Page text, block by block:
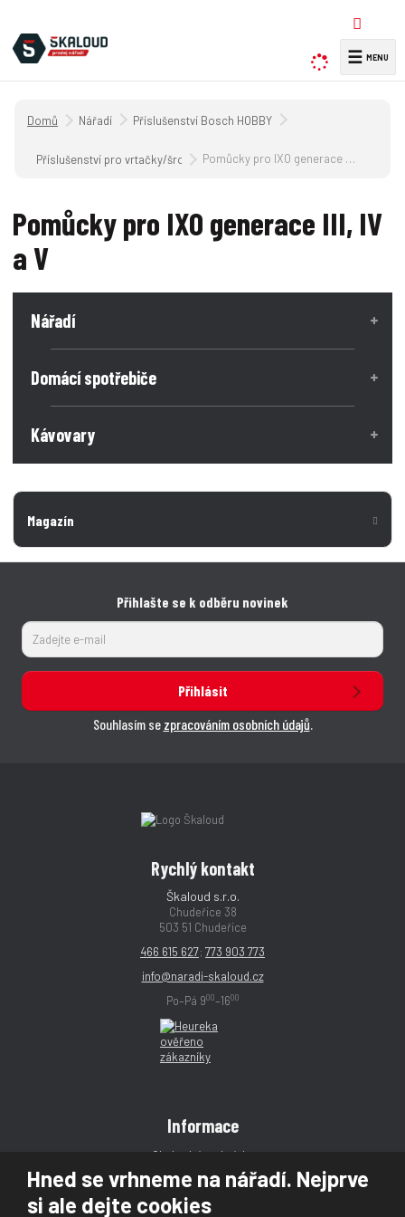
Hned se vrhneme na nářadí. Nejprve
si ale dejte cookies
y
☰
Úvodní strana
Nářadí Příslušenství Bosch HOBBY
Příslušenství pro vrtačky/šroubovákyPomůcky pro IXO generace III, IV a V
Pomůcky pro IXO generace III, IV
a V
Nářadí
Domácí spotřebiče
Kávovary
Magazín
Přihlašte se k odběru novinek
Přihlásit
Souhlasím se zpracováním osobních údajů.
Rychlý kontakt
Škaloud s.r.o.
Chudeřice 38
503 51 Chudeřice
466 615 627; 773 903 773
info@naradi-skaloud.cz
Po–Pá 900–1600
Informace
Obchodní podmínky
Reklamace
Magazín